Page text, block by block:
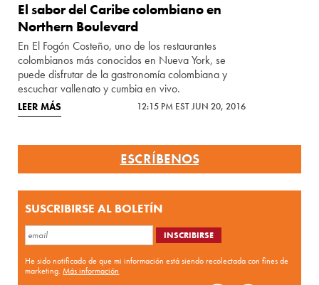
El sabor del Caribe colombiano en
Northern Boulevard
En El Fogón Costeño, uno de los restaurantes
colombianos más conocidos en Nueva York, se
puede disfrutar de la gastronomía colombiana y
escuchar vallenato y cumbia en vivo.
LEER MÁS 12:15 PM EST JUN 20, 2016
ESCRÍBENOS
SUSCRIBIRSE AL BOLETÍN
He sido notificado de que mi información está siendo recolectada con fines de
marketing.Más información